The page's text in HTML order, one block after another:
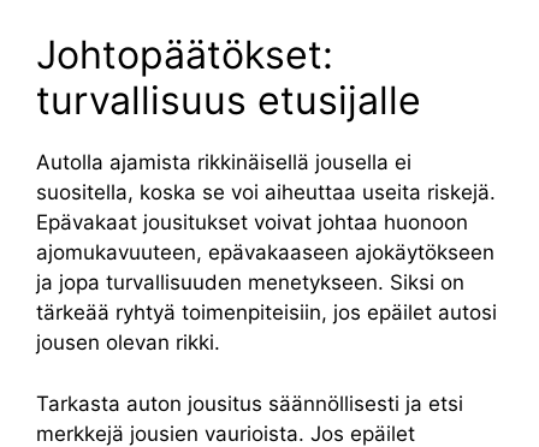
Johtopäätökset:
turvallisuus etusijalle
Autolla ajamista rikkinäisellä jousella ei
suositella, koska se voi aiheuttaa useita riskejä.
Epävakaat jousitukset voivat johtaa huonoon
ajomukavuuteen, epävakaaseen ajokäytökseen
ja jopa turvallisuuden menetykseen. Siksi on
tärkeää ryhtyä toimenpiteisiin, jos epäilet autosi
jousen olevan rikki.
Tarkasta auton jousitus säännöllisesti ja etsi
merkkejä jousien vaurioista. Jos epäilet